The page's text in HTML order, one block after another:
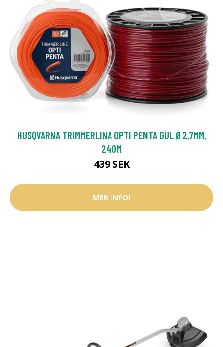
HUSQVARNA TRIMMERLINA OPTI PENTA GUL Ø2,7MM,
240M
439 SEK
MER INFO!